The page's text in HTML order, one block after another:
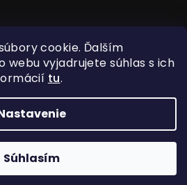
cookie. Ďalším
vyjadrujete súhlas s ich
tu.
Súhlasím
Vytvoril Shoptet
vášeň. Všetky práva
vyhradené.